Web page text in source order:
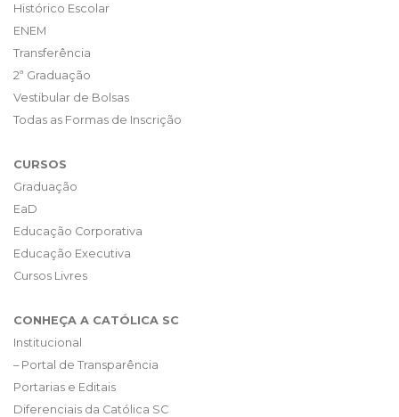
Histórico Escolar
ENEM
Transferência
2ª Graduação
Vestibular de Bolsas
Todas as Formas de Inscrição
CURSOS
Graduação
EaD
Educação Corporativa
Educação Executiva
Cursos Livres
CONHEÇA A CATÓLICA SC
Institucional
– Portal de Transparência
Portarias e Editais
Diferenciais da Católica SC